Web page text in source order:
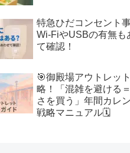
特急ひだコンセント事
Wi-FiやUSBの有無も
て確認！
🎯御殿場アウトレッ
略！「混雑を避ける
さを買う」年間カレ
戦略マニュアル🗓